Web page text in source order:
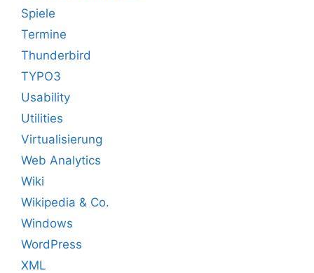
Spiele
Termine
Thunderbird
TYPO3
Usability
Utilities
Virtualisierung
Web Analytics
Wiki
Wikipedia & Co.
Windows
WordPress
XML